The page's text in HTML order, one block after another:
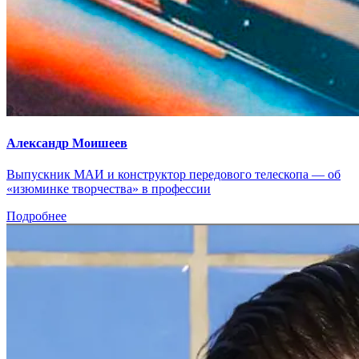
Александр Моишеев
Выпускник МАИ и конструктор передового телескопа — об
«изюминке творчества» в профессии
Подробнее